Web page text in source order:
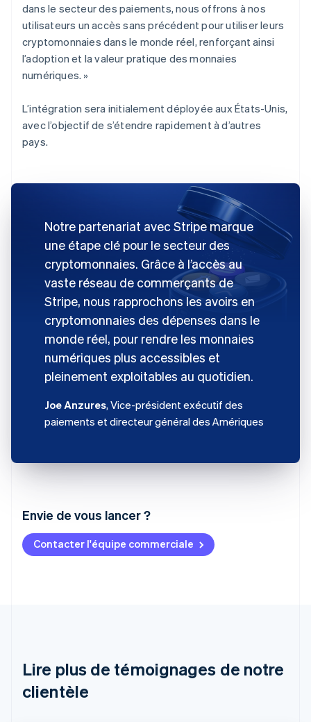
Envie de vous lancer ?
Contacter l'équipe commerciale
dans le secteur des paiements, nous offrons à nos
utilisateurs un accès sans précédent pour utiliser leurs
cryptomonnaies dans le monde réel, renforçant ainsi
l’adoption et la valeur pratique des monnaies
numériques. »
L’intégration sera initialement déployée aux États-Unis,
avec l’objectif de s’étendre rapidement à d’autres
pays.
Notre partenariat avec Stripe marque
une étape clé pour le secteur des
cryptomonnaies. Grâce à l’accès au
vaste réseau de commerçants de
Stripe, nous rapprochons les avoirs en
cryptomonnaies des dépenses dans le
monde réel, pour rendre les monnaies
numériques plus accessibles et
pleinement exploitables au quotidien.
Joe Anzures, Vice-président exécutif des
paiements et directeur général des Amériques
Lire plus de témoignages de notre
clientèle
Allemagne
Brésil
PortuguêsEnglish
Bulgarie